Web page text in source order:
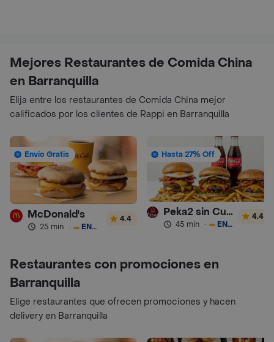
Mejores Restaurantes de Comida China
en Barranquilla
Elija entre los restaurantes de Comida China mejor
calificados por los clientes de Rappi en Barranquilla
Envío Gratis
McDonald's
25 min · ENVÍO GRATIS
4.4
Hasta 27% Off
Peka2 sin Culpa Lourdes
45 min · ENVÍO GRATIS
4.4
Restaurantes con promociones en
Barranquilla
Elige restaurantes que ofrecen promociones y hacen
delivery en Barranquilla